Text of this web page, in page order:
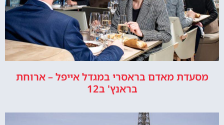
מסעדת מאדם בראסרי במגדל אייפל – ארוחת
בראנץ' ב12